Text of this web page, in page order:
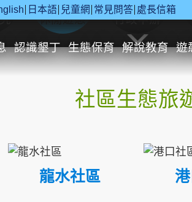
日本語 兒童網 常見問答 處長信箱
認識墾丁 生態保育 解說教育 遊
休閒遊憩 行政申辦
社區生態旅
龍水社區